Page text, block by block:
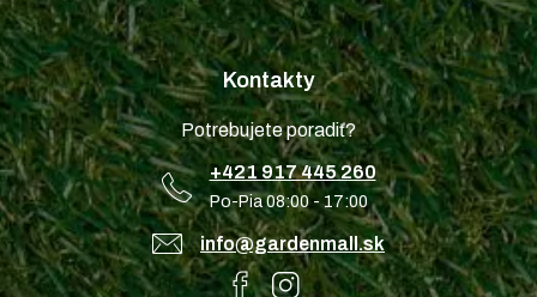
Kontakty
Potrebujete poradiť?
+421 917 445 260
Po-Pia 08:00 - 17:00
info@gardenmall.sk